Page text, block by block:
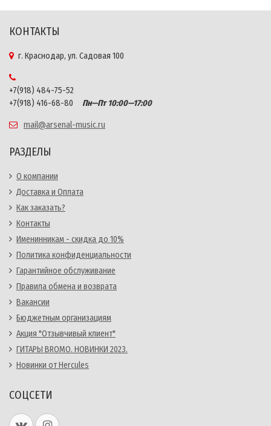
КОНТАКТЫ
г. Краснодар, ул. Садовая 100
+7(918) 484-75-52
+7(918) 416-68-80
Пн—Пт 10:00—17:00
mail@arsenal-music.ru
РАЗДЕЛЫ
О компании
Доставка и Оплата
Как заказать?
Контакты
Именинникам - скидка до 10%
Политика конфиденциальности
Гарантийное обслуживание
Правила обмена и возврата
Вакансии
Бюджетным организациям
Акция "Отзывчивый клиент"
ГИТАРЫ BROMO. НОВИНКИ 2023.
Новинки от Hercules
СОЦСЕТИ